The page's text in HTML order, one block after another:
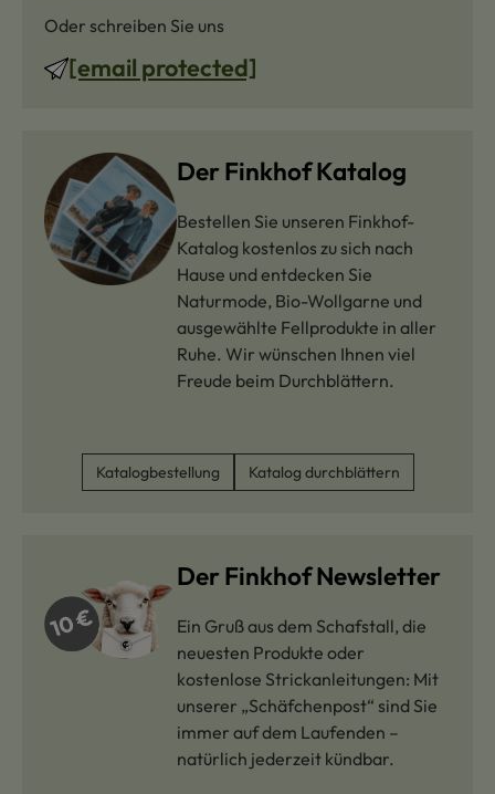
Oder schreiben Sie uns
[email protected]
Der Finkhof Katalog
Bestellen Sie unseren Finkhof-
Katalog kostenlos zu sich nach
Hause und entdecken Sie
Naturmode, Bio-Wollgarne und
ausgewählte Fellprodukte in aller
Ruhe. Wir wünschen Ihnen viel
Freude beim Durchblättern.
Katalogbestellung Katalog durchblättern
Der Finkhof Newsletter
Ein Gruß aus dem Schafstall, die
neuesten Produkte oder
kostenlose Strickanleitungen: Mit
unserer „Schäfchenpost“ sind Sie
immer auf dem Laufenden –
natürlich jederzeit kündbar.